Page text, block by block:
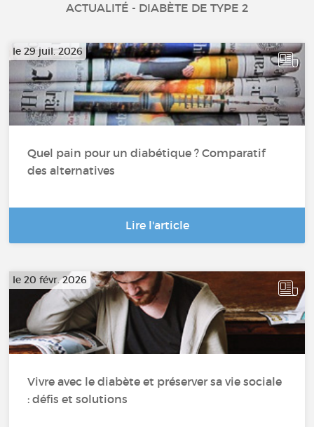
ACTUALITÉ - DIABÈTE DE TYPE 2
le 29 juil. 2026
Quel pain pour un diabétique ? Comparatif
des alternatives
Lire l'article
le 20 févr. 2026
Vivre avec le diabète et préserver sa vie sociale
: défis et solutions